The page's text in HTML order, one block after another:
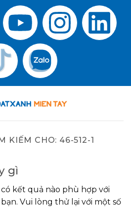
KIẾM CHO: 46-512-1
gì
kết quả nào phù hợp với
Vui lòng thử lại với một số